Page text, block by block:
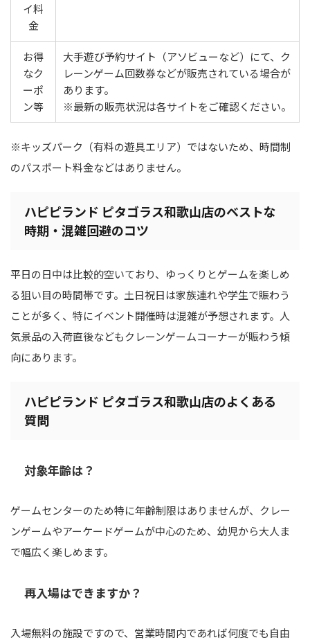
イ料
金
お得
なク
ーポ
ン等
大手遊び予約サイト（アソビューなど）にて、ク
レーンゲーム回数券などが販売されている場合が
あります。
※最新の販売状況は各サイトをご確認ください。
※キッズパーク（有料の遊具エリア）ではないため、時間制
のパスポート料金などはありません。
ハピピランド ピタゴラス和歌山店のベストな
時期・混雑回避のコツ
平日の日中は比較的空いており、ゆっくりとゲームを楽しめ
る狙い目の時間帯です。土日祝日は家族連れや学生で賑わう
ことが多く、特にイベント開催時は混雑が予想されます。人
気景品の入荷直後などもクレーンゲームコーナーが賑わう傾
向にあります。
ハピピランド ピタゴラス和歌山店のよくある
質問
対象年齢は？
ゲームセンターのため特に年齢制限はありませんが、クレー
ンゲームやアーケードゲームが中心のため、幼児から大人ま
で幅広く楽しめます。
再入場はできますか？
入場無料の施設ですので、営業時間内であれば何度でも自由